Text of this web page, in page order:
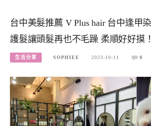
台中美髮推薦 V Plus hair 台中逢甲
護髮讓頭髮再也不毛躁 柔順好好摸！
生活分享 SOPHIEE 2023-10-11 0